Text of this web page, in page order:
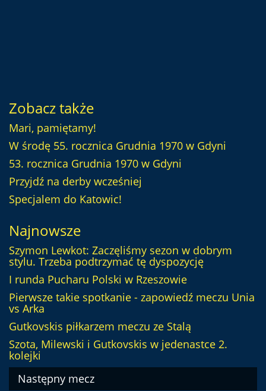
Zobacz także
Mari, pamiętamy!
W środę 55. rocznica Grudnia 1970 w Gdyni
53. rocznica Grudnia 1970 w Gdyni
Przyjdź na derby wcześniej
Specjalem do Katowic!
Najnowsze
Szymon Lewkot: Zaczęliśmy sezon w dobrym
stylu. Trzeba podtrzymać tę dyspozycję
I runda Pucharu Polski w Rzeszowie
Pierwsze takie spotkanie - zapowiedź meczu Unia
vs Arka
Gutkovskis piłkarzem meczu ze Stalą
Szota, Milewski i Gutkovskis w jedenastce 2.
kolejki
Następny mecz